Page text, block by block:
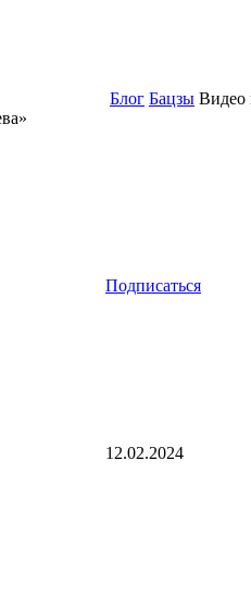
Блог Бацзы Видео
Подписаться
12.02.2024